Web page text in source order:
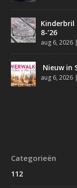
Kinderbril
8-’26
aug 6, 2026
Nieuw in
aug 6, 2026 |
Categorieën
112